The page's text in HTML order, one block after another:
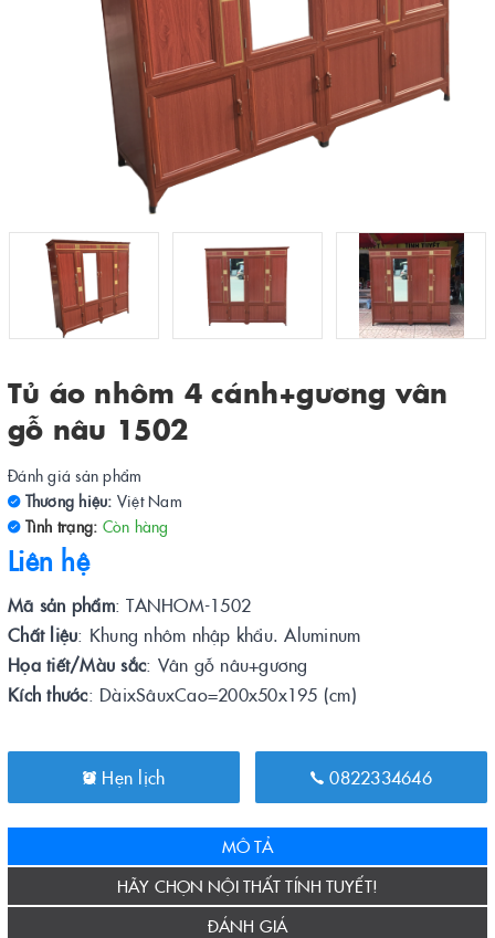
Tủ áo nhôm 4 cánh+gương vân
gỗ nâu 1502
Đánh giá sản phẩm
Thương hiệu: Việt Nam
Tình trạng: Còn hàng
Liên hệ
Mã sản phẩm: TANHOM-1502
Chất liệu: Khung nhôm nhập khẩu. Aluminum
Họa tiết/Màu sắc: Vân gỗ nâu+gương
Kích thước: DàixSâuxCao=200x50x195 (cm)
Hẹn lịch 0822334646
MÔ TẢ
HÃY CHỌN NỘI THẤT TÍNH TUYẾT!
ĐÁNH GIÁ